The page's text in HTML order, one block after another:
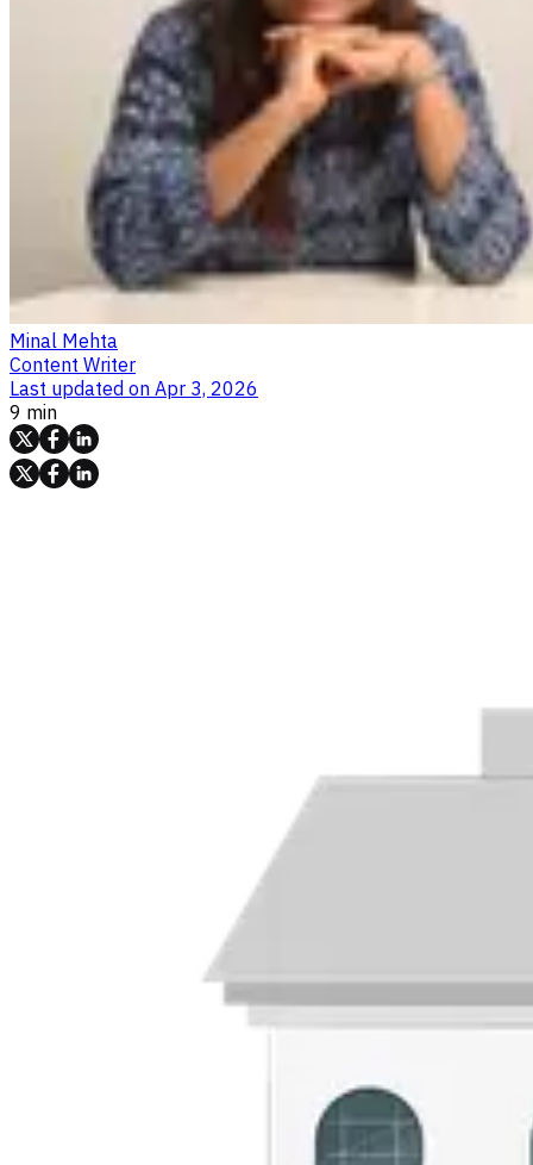
Minal Mehta
Content Writer
Last updated on Apr 3, 2026
9 min